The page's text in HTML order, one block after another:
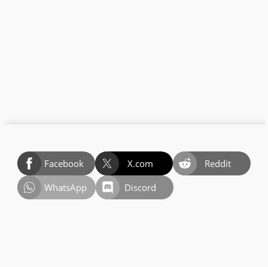
Facebook X.com
Reddit
WhatsApp
Discord